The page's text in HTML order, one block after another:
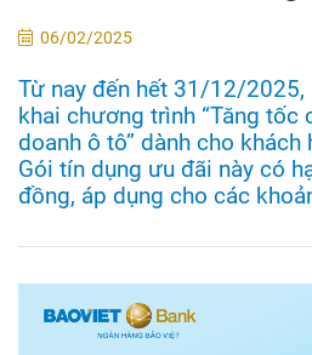
06/02/2025
Từ nay đến hết 31/12/2025,
khai chương trình “Tăng tốc
doanh ô tô” dành cho khách
Gói tín dụng ưu đãi này có
đồng, áp dụng cho các